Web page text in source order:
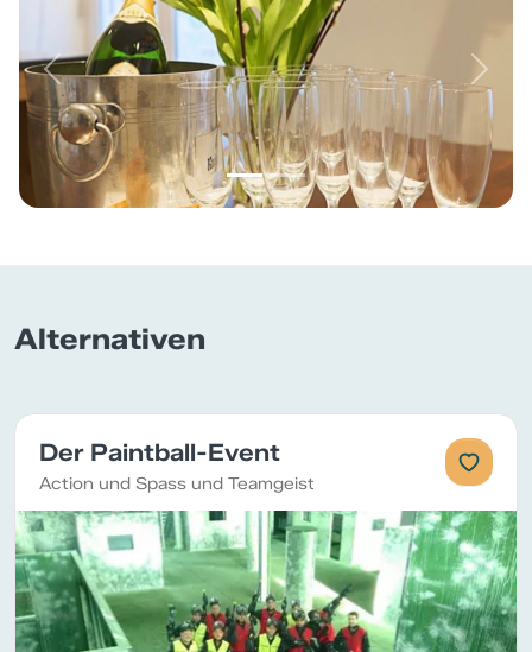
Previous Next
Alternativen
Der Paintball-Event
Action und Spass und Teamgeist